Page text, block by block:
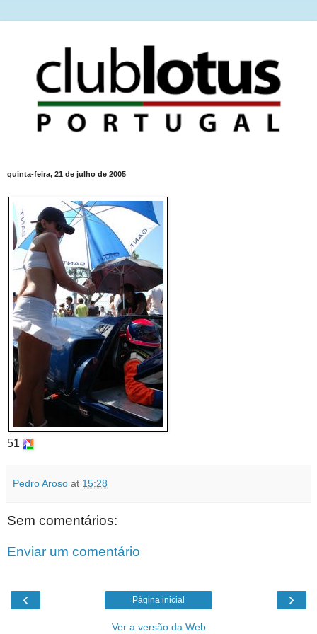
quinta-feira, 21 de julho de 2005
51
Pedro Aroso at 15:28
Sem comentários:
Enviar um comentário
‹ ›
Página inicial
Ver a versão da Web